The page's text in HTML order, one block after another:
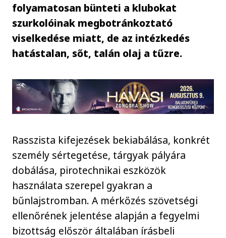
folyamatosan bünteti a klubokat
szurkolóinak megbotránkoztató
viselkedése miatt, de az intézkedés
hatástalan, sőt, talán olaj a tűzre.
Rasszista kifejezések bekiabálása, konkrét
személy sértegetése, tárgyak pályára
dobálása, pirotechnikai eszközök
használata szerepel gyakran a
bűnlajstromban. A mérkőzés szövetségi
ellenőrének jelentése alapján a fegyelmi
bizottság először általában írásbeli